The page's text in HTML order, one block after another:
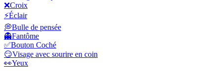
❌Croix
⚡Éclair
💭Bulle de pensée
👻Fantôme
✅Bouton Coché
😏Visage avec sourire en coin
👀Yeux